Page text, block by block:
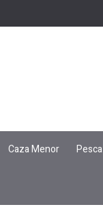
Caza Menor Pesca